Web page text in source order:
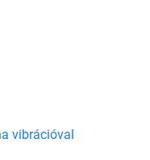
vibrációval